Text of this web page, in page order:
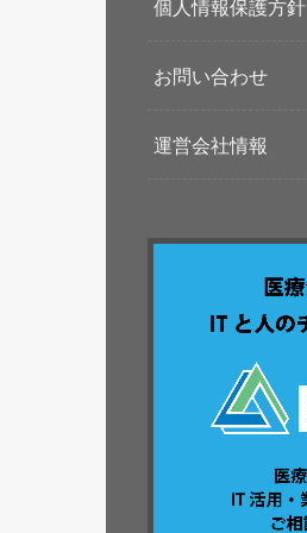
個人情報保護方針
お問い合わせ
運営会社情報